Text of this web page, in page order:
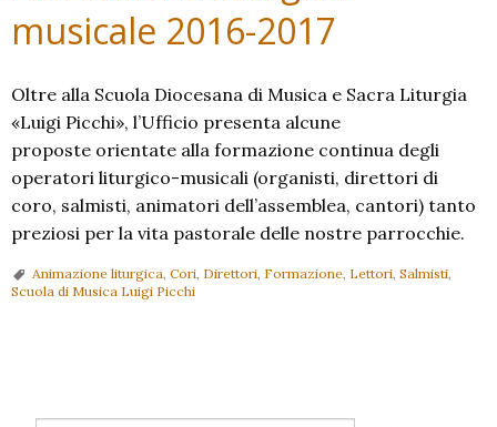
musicale 2016-2017
Oltre alla Scuola Diocesana di Musica e Sacra Liturgia
«Luigi Picchi», l’Ufficio presenta alcune
proposte orientate alla formazione continua degli
operatori liturgico-musicali (organisti, direttori di
coro, salmisti, animatori dell’assemblea, cantori) tanto
preziosi per la vita pastorale delle nostre parrocchie.
Animazione liturgica, Cori, Direttori, Formazione, Lettori, Salmisti,
Scuola di Musica Luigi Picchi